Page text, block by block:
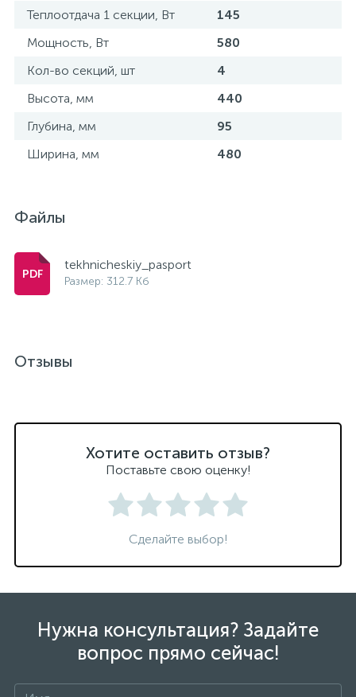
Теплоотдача 1 секции, Вт
145
Мощность, Вт
580
Кол-во секций, шт
4
Высота, мм
440
Глубина, мм
95
Ширина, мм
480
Файлы
tekhnicheskiy_pasport
Размер: 312.7 Кб
Отзывы
Хотите оставить отзыв?
Поставьте свою оценку!
Сделайте выбор!
Нужна консультация? Задайте
вопрос прямо сейчас!